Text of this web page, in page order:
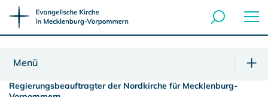
Menü
Regierungsbeauftragter der Nordkirche für Mecklenburg-